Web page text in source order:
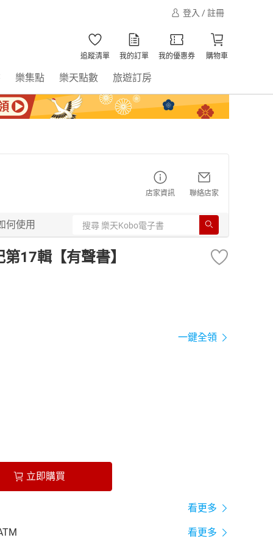
登入 / 註冊
追蹤清單 我的訂單 我的優惠券 購物車
樂集點 樂天點數 旅遊訂房
店家資訊 聯絡店家
何使用
17輯【有聲書】
一鍵全領
立即購買
看更多
看更多